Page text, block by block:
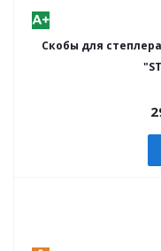
Скобы для